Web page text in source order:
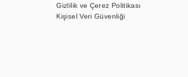
Gizlilik ve Çerez Politikası
Kişisel Veri Güvenliği